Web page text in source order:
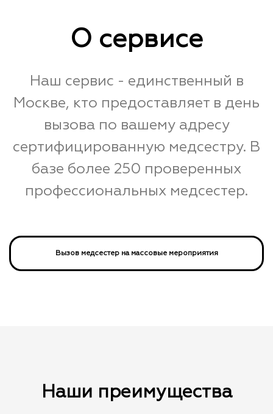
О сервисе
Наш сервис - единственный в
Москве, кто предоставляет в день
вызова по вашему адресу
сертифицированную медсестру. В
базе более 250 проверенных
профессиональных медсестер.
Вызов медсестер на массовые мероприятия
Наши преимущества